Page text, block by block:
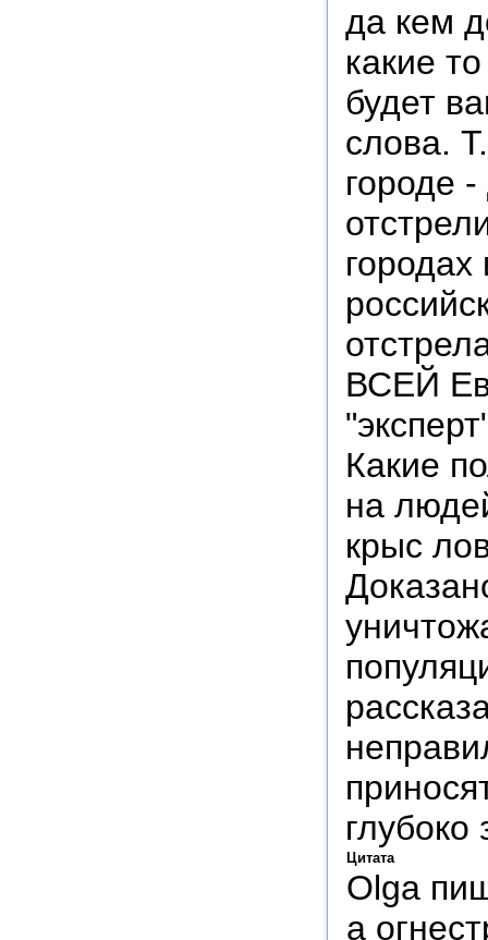
да кем
какие
будет
слова.
городе
ВСЕЙ
Какие
на
крыс
глубоко
Цитата
Olga
а